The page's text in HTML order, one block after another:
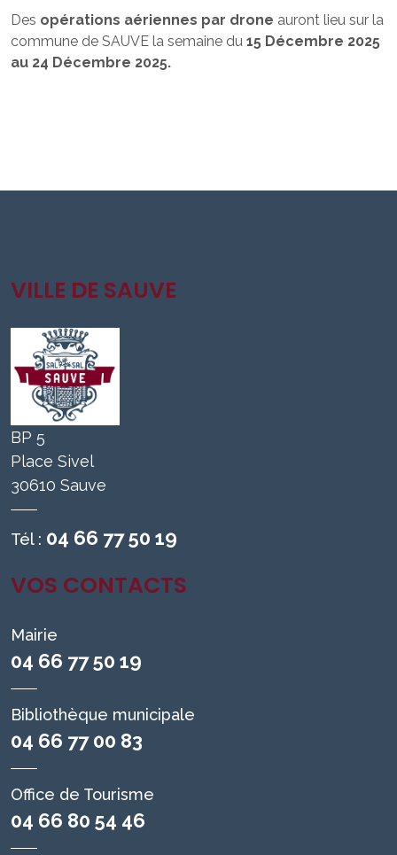
Des opérations aériennes par drone auront lieu sur la
commune de SAUVE la semaine du 15 Décembre 2025
au 24 Décembre 2025.
VILLE DE SAUVE
BP 5
Place Sivel
30610 Sauve
Tél : 04 66 77 50 19
VOS CONTACTS
Mairie
04 66 77 50 19
Bibliothèque municipale
04 66 77 00 83
Office de Tourisme
04 66 80 54 46